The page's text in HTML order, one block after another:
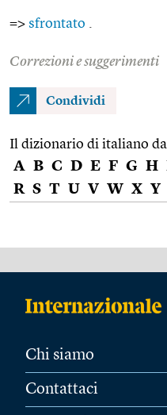
=> sfrontato
Correzioni e suggerimenti
Condividi
Il dizionario di italiano
A B C D E F G H
R S T U V W X Y
Chi siamo
Contattaci